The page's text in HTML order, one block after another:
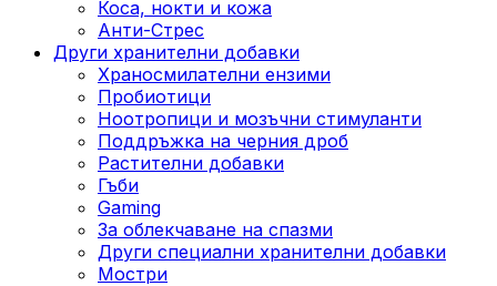
Коса, нокти и кожа
Анти-Стрес
Други хранителни добавки
Храносмилателни ензими
Пробиотици
Ноотропици и мозъчни стимуланти
Поддръжка на черния дроб
Растителни добавки
Гъби
Gaming
За облекчаване на спазми
Други специални хранителни добавки
Мостри